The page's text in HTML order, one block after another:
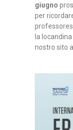
giugno
per
la
nostro sito